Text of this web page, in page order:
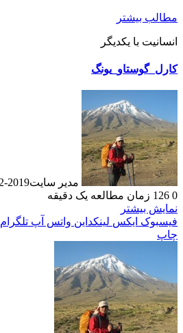
مطالب بیشتر
انسانیت با یکدیگر
كارل_گوستاو_يونگ
مدیر سایت2019-02-21
0
زمان مطالعه یک دقیقه
نمایش بیشتر
فیسبوک ایکس لینکداین واتس آپ تلگرام
چاپ